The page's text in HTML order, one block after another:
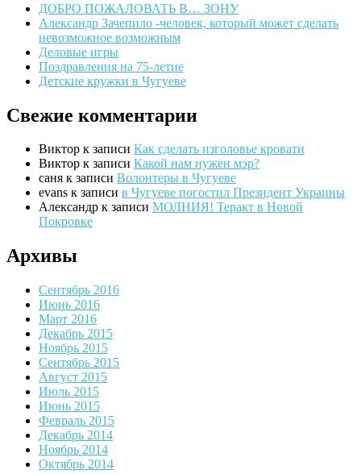
ДОБРО ПОЖАЛОВАТЬ В… ЗОНУ
Александр Зачепило -человек, который может сделать
невозможное возможным
Деловые игры
Поздравления на 75-летие
Детские кружки в Чугуеве
Свежие комментарии
Виктор к записи Как сделать изголовье кровати
Виктор к записи Какой нам нужен мэр?
саня к записи Волонтеры в Чугуеве
evans к записи в Чугуеве погостил Президент Украины
Александр к записи МОЛНИЯ! Теракт в Новой
Покровке
Архивы
Сентябрь 2016
Июнь 2016
Март 2016
Декабрь 2015
Ноябрь 2015
Сентябрь 2015
Август 2015
Июль 2015
Июнь 2015
Февраль 2015
Декабрь 2014
Ноябрь 2014
Октябрь 2014